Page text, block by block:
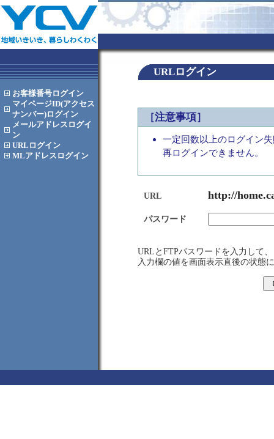
お客様番号ログイン
マイページID(アクセス
ナンバー)ログイン
メールアドレス ログイ
ン
URL ログイン
MLアドレス ログイン
URLログイン
［注意事項］
一定回数以上のログイン
再ログインできません。
URL http://
パスワード
URLとFTPパスワードを入力して
入力欄の値を画面表示直後の状態